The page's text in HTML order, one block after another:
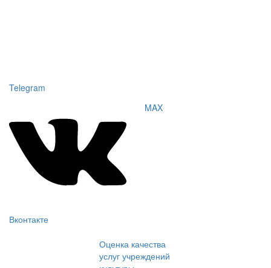
Telegram
Вконтакте
MAX
Оценка качества
услуг учреждений